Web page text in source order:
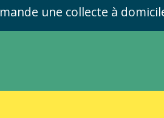
une collecte à